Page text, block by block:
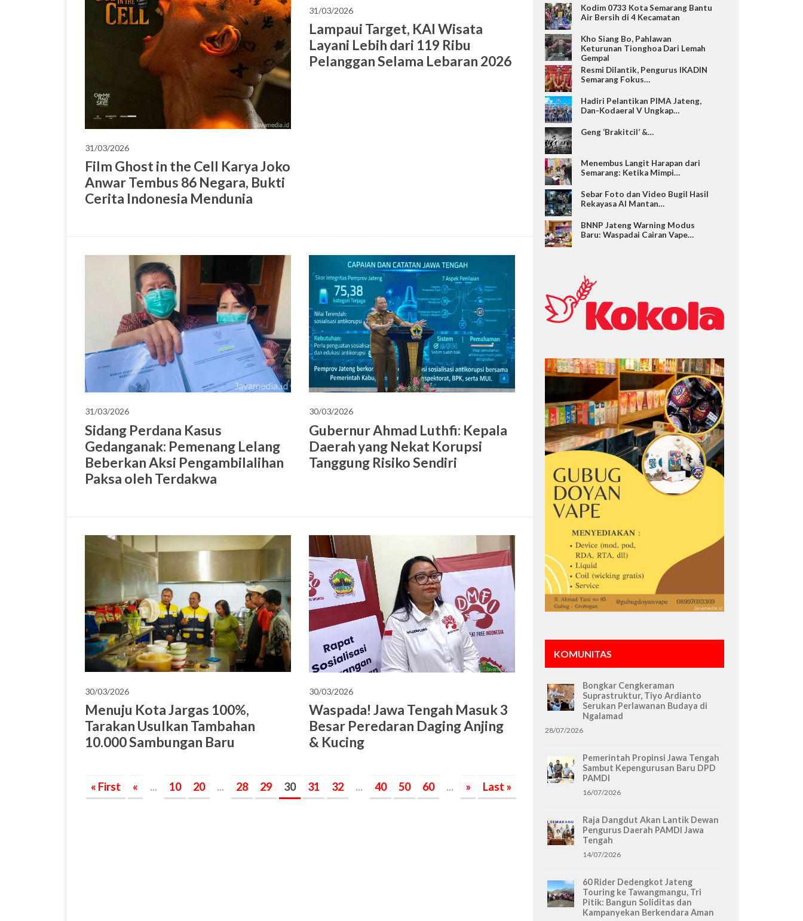
31/03/2026
Film Ghost in the Cell Karya Joko
Anwar Tembus 86 Negara, Bukti
Cerita Indonesia Mendunia
31/03/2026
Lampaui Target, KAI Wisata
Layani Lebih dari 119 Ribu
Pelanggan Selama Lebaran 2026
31/03/2026
Sidang Perdana Kasus
Gedanganak: Pemenang Lelang
Beberkan Aksi Pengambilalihan
Paksa oleh Terdakwa
30/03/2026
Gubernur Ahmad Luthfi: Kepala
Daerah yang Nekat Korupsi
Tanggung Risiko Sendiri
30/03/2026
Menuju Kota Jargas 100%,
Tarakan Usulkan Tambahan
10.000 Sambungan Baru
30/03/2026
Waspada! Jawa Tengah Masuk 3
Besar Peredaran Daging Anjing
& Kucing
« First « ... 10 20 ... 28 29 30 31 32 ... 40 50 60 ... » Last »
Kodim 0733 Kota Semarang Bantu
Air Bersih di 4 Kecamatan
Kho Siang Bo, Pahlawan
Keturunan Tionghoa Dari Lemah
Gempal
Resmi Dilantik, Pengurus IKADIN
Semarang Fokus…
Hadiri Pelantikan PIMA Jateng,
Dan-Kodaeral V Ungkap…
Geng ‘Brakitcil’ &…
Menembus Langit Harapan dari
Semarang: Ketika Mimpi…
Sebar Foto dan Video Bugil Hasil
Rekayasa AI Mantan…
BNNP Jateng Warning Modus
Baru: Waspadai Cairan Vape…
KOMUNITAS
Bongkar Cengkeraman
Suprastruktur, Tiyo Ardianto
Serukan Perlawanan Budaya di
Ngalamad
28/07/2026
Pemerintah Propinsi Jawa Tengah
Sambut Kepengurusan Baru DPD
PAMDI
16/07/2026
Raja Dangdut Akan Lantik Dewan
Pengurus Daerah PAMDI Jawa
Tengah
14/07/2026
60 Rider Dedengkot Jateng
Touring ke Tawangmangu, Tri
Pitik: Bangun Soliditas dan
Kampanyekan Berkendara Aman